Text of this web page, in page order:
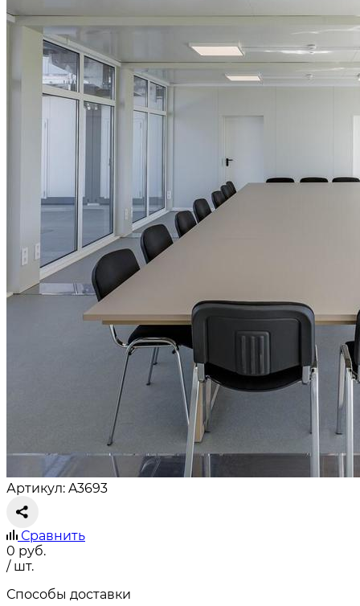
Артикул: A3693
Сравнить
0 руб.
/ шт.
Способы доставки